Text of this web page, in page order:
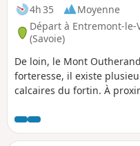
4h 35
Moyenne
Départ à Entremont-le-
(Savoie)
De loin, le Mont
forteresse, il existe
calcaires du fortin. À
de l'ouvrage.